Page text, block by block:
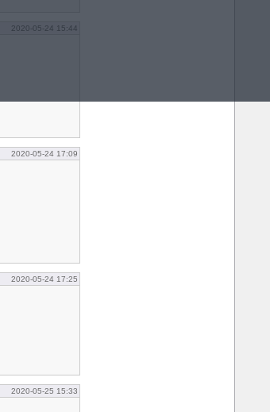
2020-05-24 15:44
2020-05-24 17:09
2020-05-24 17:25
2020-05-25 15:33